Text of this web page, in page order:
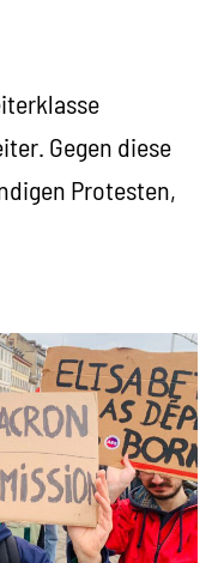
Gegen diese
Protesten,